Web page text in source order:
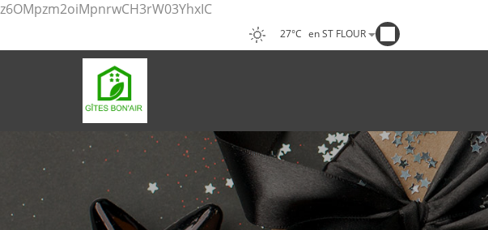
z6OMpzm2oiMpnrwCH3rW03YhxIC
27°C en ST FLOUR